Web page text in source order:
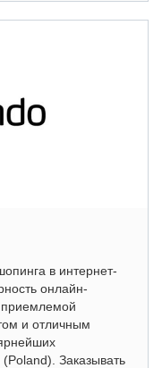
в интернет-
онлайн-
приемлемой
и отличным
Заказывать